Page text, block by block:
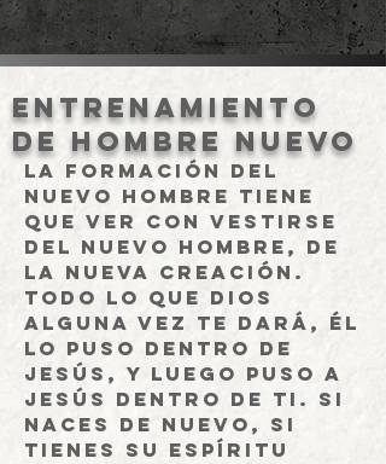
Entrenamiento
de hombre nuevo
La formación del
nuevo hombre tiene
que ver con vestirse
del nuevo hombre, de
la nueva creación.
Todo lo que Dios
alguna vez te dará, Él
lo puso dentro de
Jesús, y luego puso a
Jesús dentro de ti. Si
naces de nuevo, si
tienes Su Espíritu